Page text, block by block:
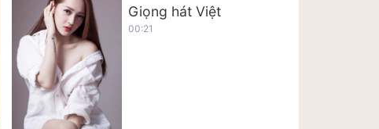
Giọng hát Việt
00:21